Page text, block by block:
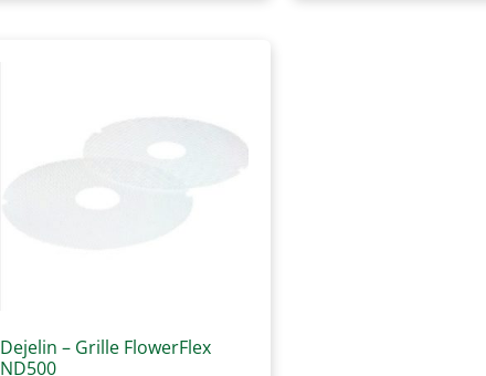
Dejelin – Grille FlowerFlex
ND500